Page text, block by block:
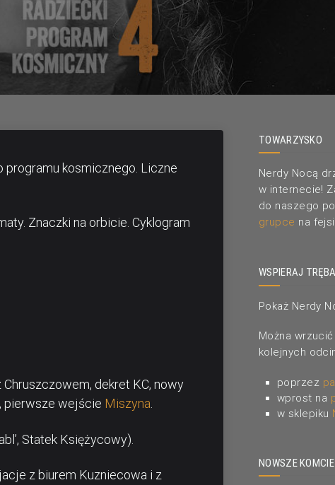
kosmicznego. Liczne
Znaczki na orbicie. Cyklogram
dekret KC, nowy
pierwsze wejście Miszyna.
Statek Księżycowy).
z biurem Kuzniecowa i z
TOWARZYSKO
Nerdy Nocą
w internecie!
do naszego
grupce na
WSPIERAJ
Pokaż Nerdy
Można
kolejnych
poprzez
wprost na
w sklepiku
NOWSZE KOMCIE